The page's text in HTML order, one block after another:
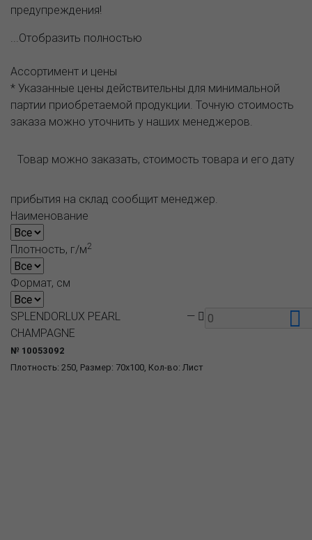
предупреждения!
...Отобразить полностью
Ассортимент и цены
* Указанные цены действительны для минимальной
партии приобретаемой продукции. Точную стоимость
заказа можно уточнить у наших менеджеров.
Товар можно заказать, стоимость товара и его дату
прибытия на склад сообщит менеджер.
Наименование
Плотность, г/м2
Формат, см
Плотность: 250, Размер: 70x100, Кол-во: Лист
SPLENDORLUX PEARL
CHAMPAGNE
№ 10053092
—